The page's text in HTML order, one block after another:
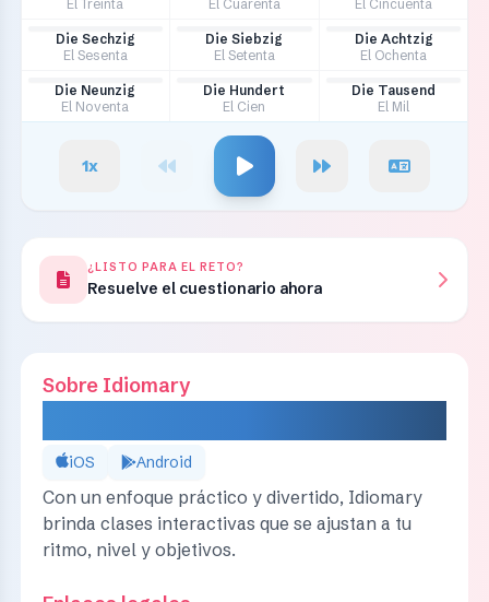
El Treinta
El Cuarenta
El Cincuenta
Die Sechzig
El Sesenta
Die Siebzig
El Setenta
Die Achtzig
El Ochenta
Die Neunzig
El Noventa
Die Hundert
El Cien
Die Tausend
El Mil
1x
¿LISTO PARA EL RETO?
Resuelve el cuestionario ahora
Sobre Idiomary
iOS Android
Con un enfoque práctico y divertido, Idiomary
brinda clases interactivas que se ajustan a tu
ritmo, nivel y objetivos.